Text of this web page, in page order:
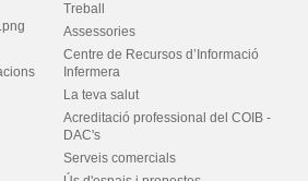
Treball
Assessories
Centre de Recursos d’Informació
Infermera
La teva salut
Acreditació professional del COIB -
DAC's
Serveis comercials